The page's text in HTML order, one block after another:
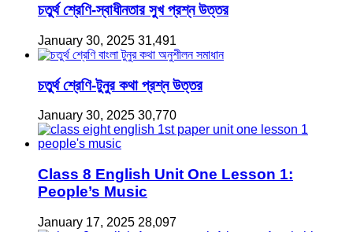
চতুর্থ শ্রেণি-স্বাধীনতার সুখ প্রশ্ন উত্তর
January 30, 2025 31,491
চতুর্থ শ্রেণি-টুনুর কথা প্রশ্ন উত্তর
January 30, 2025 30,770
Class 8 English Unit One Lesson 1:
People’s Music
January 17, 2025 28,097